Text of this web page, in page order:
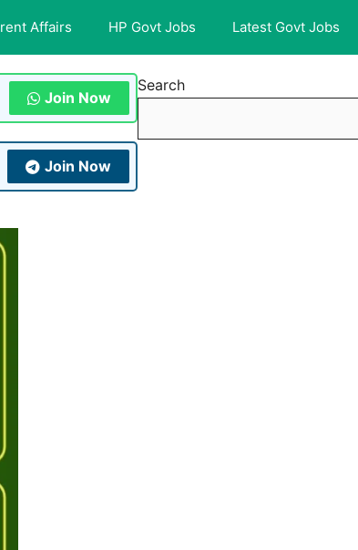
Affairs HP Govt Jobs Latest Govt Jobs
Join Now
Join Now
Search